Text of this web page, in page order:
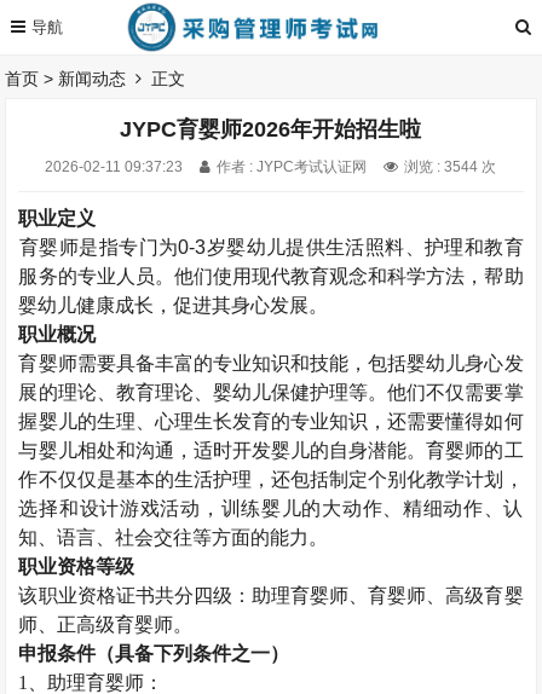
首页 > 新闻动态 正文
JYPC育婴师2026年开始招生啦
2026-02-11 09:37:23 作者 : JYPC考试认证网 浏览 : 3544 次
职业定义
育婴师是指专门为0-3岁婴幼儿提供生活照料、护理和教育
服务的专业人员。他们使用现代教育观念和科学方法，帮助
婴幼儿健康成长，促进其身心发展。
职业概况
育婴师需要具备丰富的专业知识和技能，包括婴幼儿身心发
展的理论、教育理论、婴幼儿保健护理等。他们不仅需要掌
握婴儿的生理、心理生长发育的专业知识，还需要懂得如何
与婴儿相处和沟通，适时开发婴儿的自身潜能。育婴师的工
作不仅仅是基本的生活护理，还包括制定个别化教学计划，
选择和设计游戏活动，训练婴儿的大动作、精细动作、认
知、语言、社会交往等方面的能力 。
职业资格等级
该职业资格证书共分四级：助理育婴师、育婴师、高级育婴
师、正高级育婴师。
申报条件（具备下列条件之一）
1
、助理育婴师：